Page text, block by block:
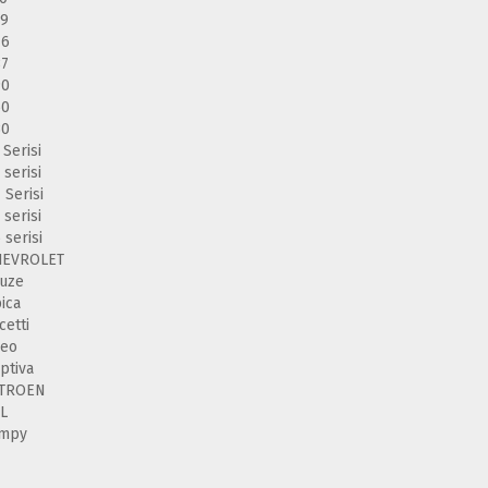
Serisi
serisi
Serisi
serisi
serisi